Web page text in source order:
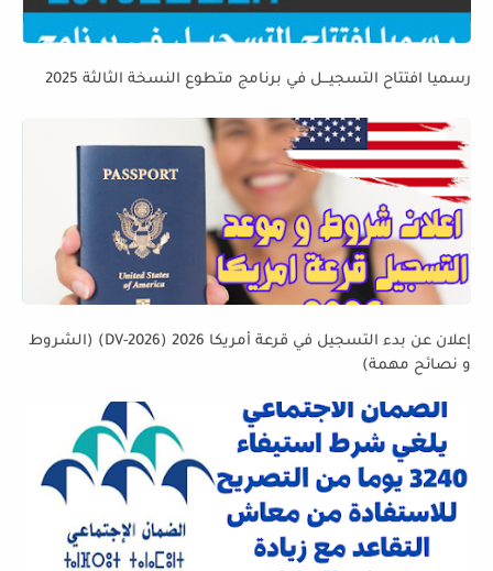
رسميا افتتاح التسجيـــل في برنامج متطوع النسخة الثالثة 2025
إعلان عن بدء التسجيل في قرعة أمريكا 2026 (DV-2026) (الشروط
و نصائح مهمة)